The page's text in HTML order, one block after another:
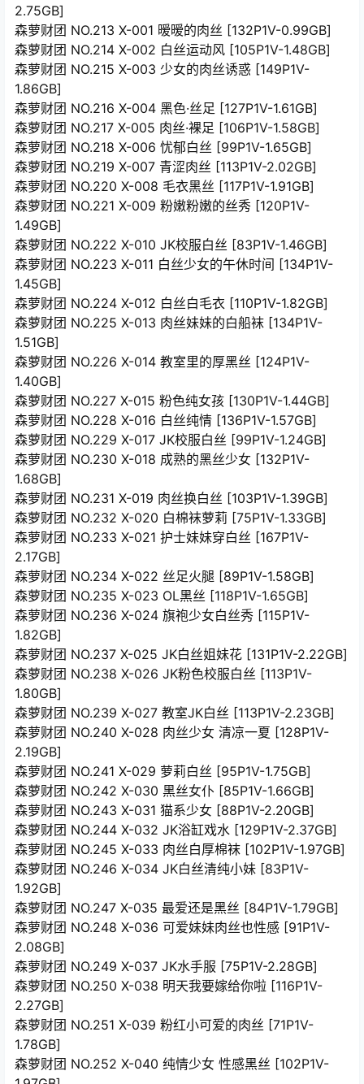
2.75GB]
森萝财团 NO.213 X-001 暧暧的肉丝 [132P1V-0.99GB]
森萝财团 NO.214 X-002 白丝运动风 [105P1V-1.48GB]
森萝财团 NO.215 X-003 少女的肉丝诱惑 [149P1V-
1.86GB]
森萝财团 NO.216 X-004 黑色·丝足 [127P1V-1.61GB]
森萝财团 NO.217 X-005 肉丝·裸足 [106P1V-1.58GB]
森萝财团 NO.218 X-006 忧郁白丝 [99P1V-1.65GB]
森萝财团 NO.219 X-007 青涩肉丝 [113P1V-2.02GB]
森萝财团 NO.220 X-008 毛衣黑丝 [117P1V-1.91GB]
森萝财团 NO.221 X-009 粉嫩粉嫩的丝秀 [120P1V-
1.49GB]
森萝财团 NO.222 X-010 JK校服白丝 [83P1V-1.46GB]
森萝财团 NO.223 X-011 白丝少女的午休时间 [134P1V-
1.45GB]
森萝财团 NO.224 X-012 白丝白毛衣 [110P1V-1.82GB]
森萝财团 NO.225 X-013 肉丝妹妹的白船袜 [134P1V-
1.51GB]
森萝财团 NO.226 X-014 教室里的厚黑丝 [124P1V-
1.40GB]
森萝财团 NO.227 X-015 粉色纯女孩 [130P1V-1.44GB]
森萝财团 NO.228 X-016 白丝纯情 [136P1V-1.57GB]
森萝财团 NO.229 X-017 JK校服白丝 [99P1V-1.24GB]
森萝财团 NO.230 X-018 成熟的黑丝少女 [132P1V-
1.68GB]
森萝财团 NO.231 X-019 肉丝换白丝 [103P1V-1.39GB]
森萝财团 NO.232 X-020 白棉袜萝莉 [75P1V-1.33GB]
森萝财团 NO.233 X-021 护士妹妹穿白丝 [167P1V-
2.17GB]
森萝财团 NO.234 X-022 丝足火腿 [89P1V-1.58GB]
森萝财团 NO.235 X-023 OL黑丝 [118P1V-1.65GB]
森萝财团 NO.236 X-024 旗袍少女白丝秀 [115P1V-
1.82GB]
森萝财团 NO.237 X-025 JK白丝姐妹花 [131P1V-2.22GB]
森萝财团 NO.238 X-026 JK粉色校服白丝 [113P1V-
1.80GB]
森萝财团 NO.239 X-027 教室JK白丝 [113P1V-2.23GB]
森萝财团 NO.240 X-028 肉丝少女 清凉一夏 [128P1V-
2.19GB]
森萝财团 NO.241 X-029 萝莉白丝 [95P1V-1.75GB]
森萝财团 NO.242 X-030 黑丝女仆 [85P1V-1.66GB]
森萝财团 NO.243 X-031 猫系少女 [88P1V-2.20GB]
森萝财团 NO.244 X-032 JK浴缸戏水 [129P1V-2.37GB]
森萝财团 NO.245 X-033 肉丝白厚棉袜 [102P1V-1.97GB]
森萝财团 NO.246 X-034 JK白丝清纯小妹 [83P1V-
1.92GB]
森萝财团 NO.247 X-035 最爱还是黑丝 [84P1V-1.79GB]
森萝财团 NO.248 X-036 可爱妹妹肉丝也性感 [91P1V-
2.08GB]
森萝财团 NO.249 X-037 JK水手服 [75P1V-2.28GB]
森萝财团 NO.250 X-038 明天我要嫁给你啦 [116P1V-
2.27GB]
森萝财团 NO.251 X-039 粉红小可爱的肉丝 [71P1V-
1.78GB]
森萝财团 NO.252 X-040 纯情少女 性感黑丝 [102P1V-